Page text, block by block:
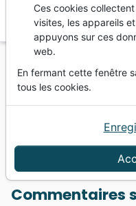
Vous ne pouvez pas
depuis votre pays
Nouveau Testament
Commentaires sur
Commentaires
Ces cookies
visites, les appareils
appuyons sur ces
web.
En fermant cette fenêtre
tous les cookies.